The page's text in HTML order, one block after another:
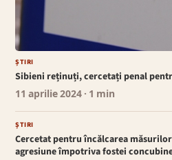
ȘTIRI
Sibieni reținuți, cercetați penal
11 aprilie 2024 · 1 min
ȘTIRI
Cercetat pentru încălcarea
agresiune împotriva fostei